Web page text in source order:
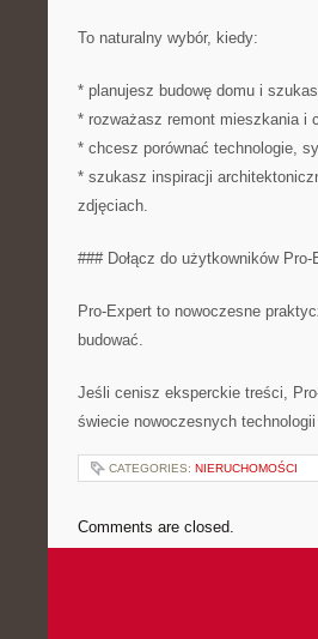
To naturalny wybór, kiedy:
* planujesz budowę domu i
* rozważasz remont mieszkania i
* chcesz porównać technologie,
* szukasz inspiracji
zdjęciach.
### Dołącz do użytkowników Pro-
Pro-Expert to nowoczesne
budować.
Jeśli cenisz eksperckie treści,
świecie nowoczesnych
CATEGORIES: NIERUCHOMOŚCI
Comments are closed.